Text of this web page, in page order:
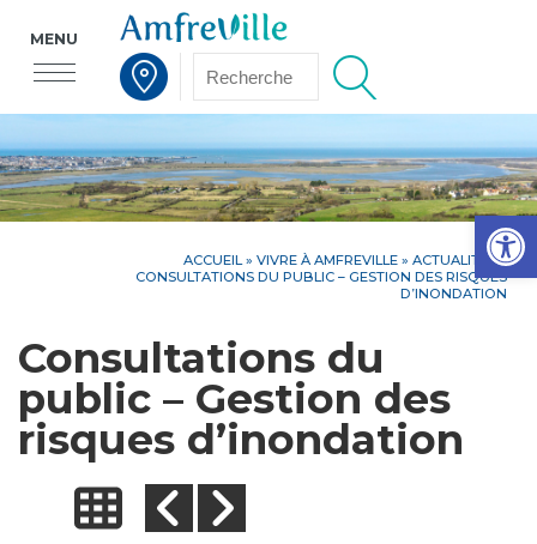
Voir la carte interactive
MENU
ACCUEIL » VIVRE À AMFREVILLE » ACTUALITÉS»
CONSULTATIONS DU PUBLIC – GESTION DES RISQUES
D’INONDATION
Consultations du
public – Gestion des
risques d’inondation